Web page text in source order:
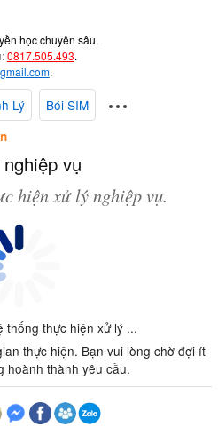
học chuyên sâu.
0817.505.493.
.
Lý
Bói SIM
vụ
hiện xử lý nghiệp vụ.
thống thực hiện xử lý ...
thực hiện. Bạn vui lòng chờ đợi ít
hoành thành yêu cầu.